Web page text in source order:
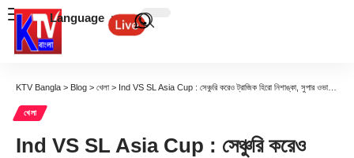
Language
KTV Bangla > Blog > খেলা > Ind VS SL Asia Cup : সেঞ্চুরি করেও ট্রাজিক হিরো নিশাঙ্কা, সুপার ওভারে শ্রীলঙ্কার বিরুদ্ধে নাটকীয় জয় ভারতের
খেলা
Ind VS SL Asia Cup : সেঞ্চুরি করেও